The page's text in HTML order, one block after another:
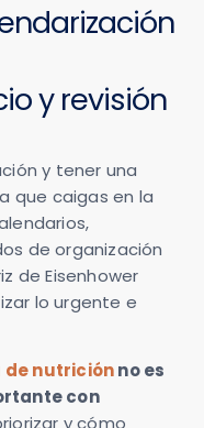
y revisión
y tener una
que caigas en la
de organización
de Eisenhower
lo urgente e
nutriciónno es
con
y cómo